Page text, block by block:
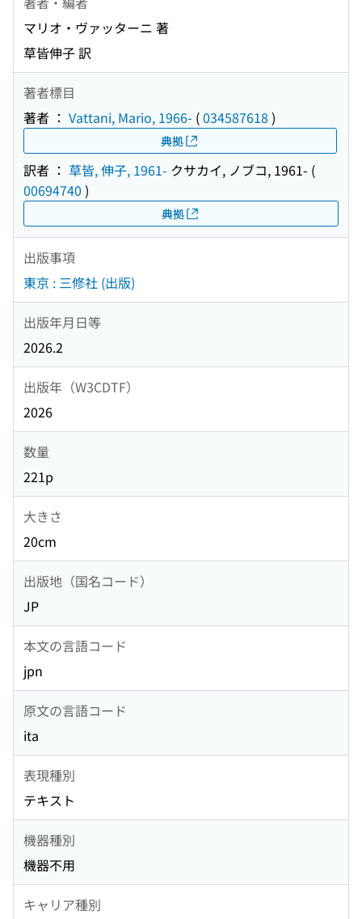
マリオ・ヴァッターニ 著
草皆伸子 訳
著者標目
著者 ： Vattani, Mario, 1966- (034587618 )
典拠
訳者 ： 草皆, 伸子, 1961- クサカイ, ノブコ, 1961- (
00694740 )
典拠
出版事項
東京 : 三修社 (出版)
出版年月日等
2026.2
出版年（W3CDTF）
2026
数量
221p
大きさ
20cm
出版地（国名コード）
JP
本文の言語コード
jpn
原文の言語コード
ita
表現種別
テキスト
機器種別
機器不用
キャリア種別